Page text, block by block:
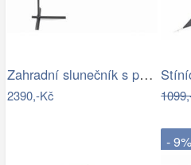
Zahradní slunečník s podstavcem ø 300…
2390,-Kč
- 9%